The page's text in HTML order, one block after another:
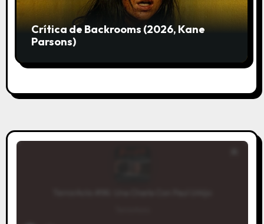
Crítica de Backrooms (2026, Kane
Parsons)